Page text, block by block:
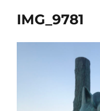
IMG_9781